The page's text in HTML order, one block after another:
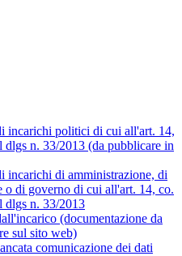
incarichi politici di cui all'art. 14,
dlgs n. 33/2013 (da pubblicare in
incarichi di amministrazione, di
o di governo di cui all'art. 14, co.
dlgs n. 33/2013
(documentazione da
sul sito web)
comunicazione dei dati